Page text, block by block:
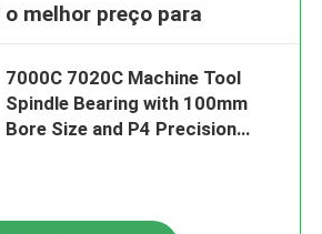
o melhor preço para
7000C 7020C Machine Tool
Spindle Bearing with 100mm
Bore Size and P4 Precision